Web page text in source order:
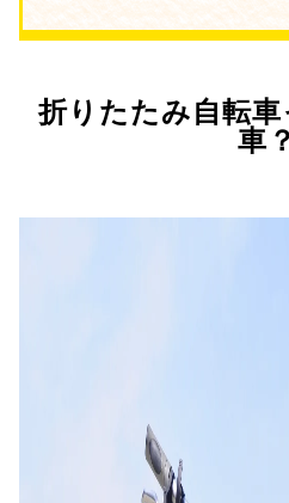
折りたたみ自転
車？